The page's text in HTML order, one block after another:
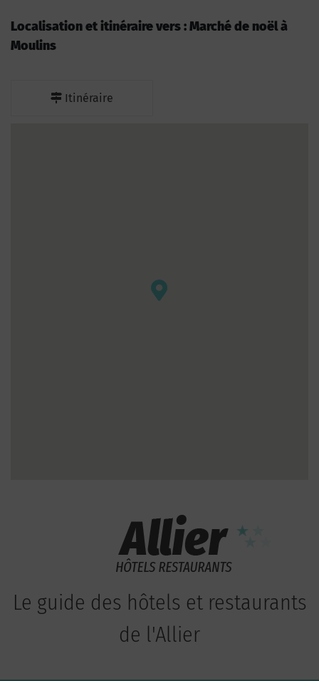
Localisation et itinéraire vers : Marché de noël à
Moulins
Itinéraire
Le guide des hôtels et restaurants
de l'Allier